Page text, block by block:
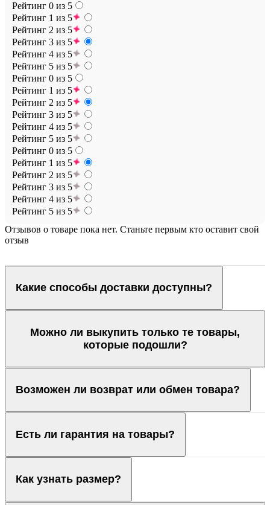
Рейтинг 0 из 5
Рейтинг 1 из 5
Рейтинг 2 из 5
Рейтинг 3 из 5
Рейтинг 4 из 5
Рейтинг 5 из 5
Рейтинг 0 из 5
Рейтинг 1 из 5
Рейтинг 2 из 5
Рейтинг 3 из 5
Рейтинг 4 из 5
Рейтинг 5 из 5
Рейтинг 0 из 5
Рейтинг 1 из 5
Рейтинг 2 из 5
Рейтинг 3 из 5
Рейтинг 4 из 5
Рейтинг 5 из 5
Отзывов о товаре пока нет. Станьте первым кто оставит свой
отзыв
Какие способы доставки доступны?
Можно ли выкупить только те товары,
которые подошли?
Возможен ли возврат или обмен товара?
Есть ли гарантия на товары?
Как узнать размер?